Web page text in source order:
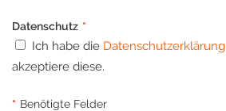
Datenschutz *
Ich habe die Datenschutzerklärung
akzeptiere diese.
* Benötigte Felder